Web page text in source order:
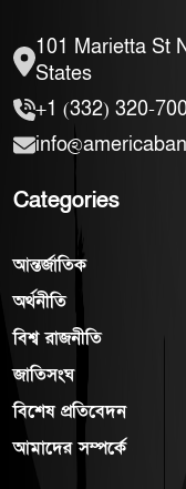
101 Marietta St
States
+1 (332) 320-
Categories
আন্তর্জাতিক
অর্থনীতি
বিশ্ব রাজনীতি
জাতিসংঘ
বিশেষ প্রতিবেদন
আমাদের সম্পর্কে